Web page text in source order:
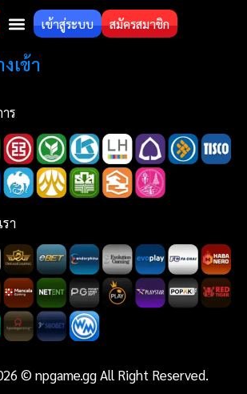
เข้าสู่ระบบ สมัครสมาชิก
เข้า
ร
า
© npgame.gg All Right Reserved.